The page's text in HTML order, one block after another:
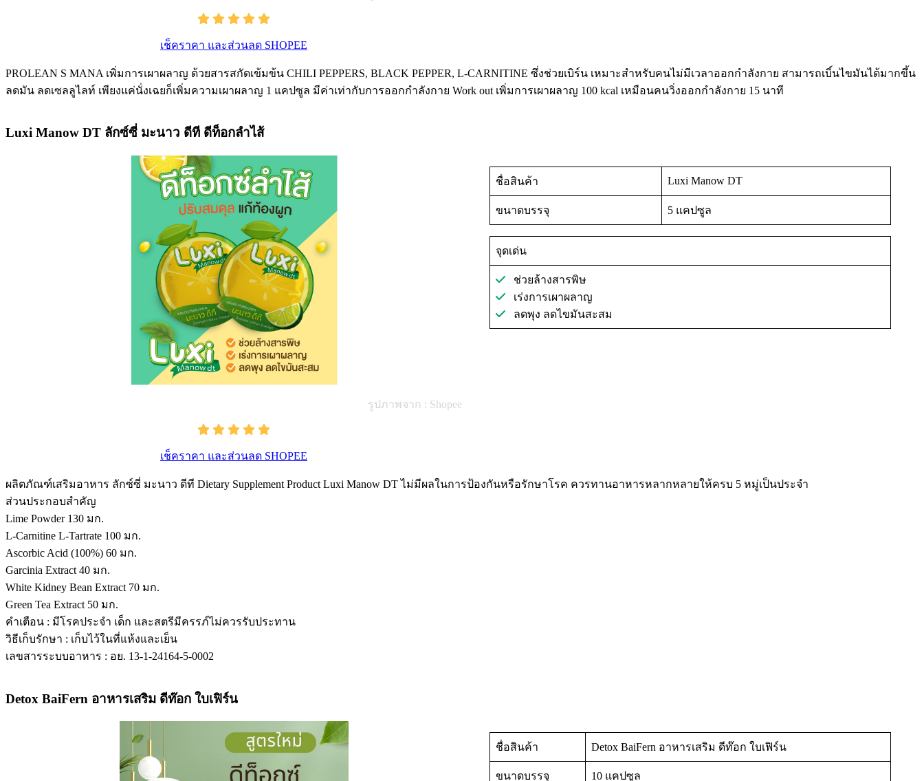
เช็คราคา และส่วนลด SHOPEE
PROLEAN S MANA เพิ่มการเผาผลาญ ด้วยสารสกัดเข้มข้น CHILI PEPPERS, BLACK PEPPER, L-CARNITINE ซึ่งช่วยเบิร์น เหมาะสำหรับคนไม่มีเวลาออกกำลังกาย สามารถเบิ์นไขมันได้มากขึ้น
ลดมัน ลดเซลลูไลท์ เพียงแค่นั่งเฉยก็เพิ่มความเผาผลาญ 1 แคปซูล มีค่าเท่ากับการออกกำลังกาย Work out เพิ่มการเผาผลาญ 100 kcal เหมือนคนวิ่งออกกำลังกาย 15 นาที
Luxi Manow DT ลักซ์ซี่ มะนาว ดีที ดีท็อกลําไส้
รูปภาพจาก : Shopee
เช็คราคา และส่วนลด SHOPEE
ชื่อสินค้า Luxi Manow DT
ขนาดบรรจุ 5 แคปซูล
จุดเด่น
ช่วยล้างสารพิษ
เร่งการเผาผลาญ
ลดพุง ลดไขมันสะสม
ผลิตภัณฑ์เสริมอาหาร ลักซ์ซี่ มะนาว ดีที Dietary Supplement Product Luxi Manow DT ไม่มีผลในการป้องกันหรือรักษาโรค ควรทานอาหารหลากหลายให้ครบ 5 หมู่เป็นประจำ
ส่วนประกอบสำคัญ
Lime Powder 130 มก.
L-Carnitine L-Tartrate 100 มก.
Ascorbic Acid (100%) 60 มก.
Garcinia Extract 40 มก.
White Kidney Bean Extract 70 มก.
Green Tea Extract 50 มก.
คำเตือน : มีโรคประจำ เด็ก และสตรีมีครรภ์ไม่ควรรับประทาน
วิธีเก็บรักษา : เก็บไว้ในที่แห้งและเย็น
เลขสารระบบอาหาร : อย. 13-1-24164-5-0002
Detox BaiFern อาหารเสริม ดีท๊อก ใบเฟิร์น
ชื่อสินค้า Detox BaiFern อาหารเสริม ดีท๊อก ใบเฟิร์น
ขนาดบรรจุ 10 แคปซูล